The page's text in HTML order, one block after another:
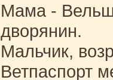
Мама -
дворянин.
Мальчик,
Ветпаспорт